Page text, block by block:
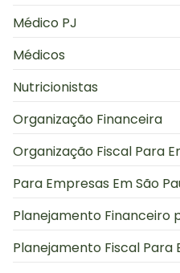
Médico PJ
Médicos
Nutricionistas
Organização Financeira
Organização Fiscal Para
Para Empresas Em São
Planejamento Financeiro
Planejamento Fiscal Para